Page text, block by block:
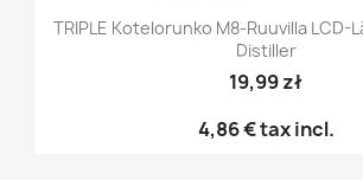
TRIPLE Kotelorunko M8-Ruuvilla LCD-
Distiller
19,99 zł
4,86 €tax incl.